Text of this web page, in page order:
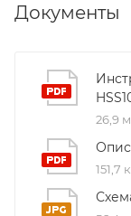
Одним из
используется,
порядок в
также
и
Механизм
Документы
26,9
151,7